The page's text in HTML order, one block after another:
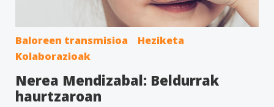
Baloreen transmisioa
Heziketa
Kolaborazioak
Nerea Mendizabal: Beldurrak
haurtzaroan